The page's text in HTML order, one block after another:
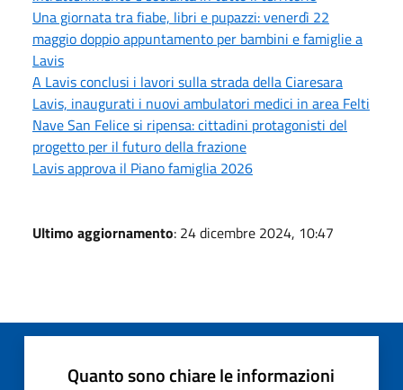
Una giornata tra fiabe, libri e pupazzi: venerdì 22
maggio doppio appuntamento per bambini e famiglie a
Lavis
A Lavis conclusi i lavori sulla strada della Ciaresara
Lavis, inaugurati i nuovi ambulatori medici in area Felti
Nave San Felice si ripensa: cittadini protagonisti del
progetto per il futuro della frazione
Lavis approva il Piano famiglia 2026
Ultimo aggiornamento: 24 dicembre 2024, 10:47
Quanto sono chiare le informazioni